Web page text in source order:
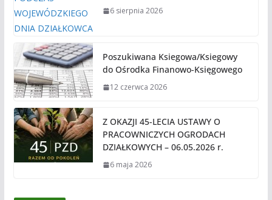
6 sierpnia 2026
Poszukiwana Ksiegowa/Ksiegowy
do Ośrodka Finanowo-Księgowego
12 czerwca 2026
Z OKAZJI 45-LECIA USTAWY O
PRACOWNICZYCH OGRODACH
DZIAŁKOWYCH – 06.05.2026 r.
6 maja 2026